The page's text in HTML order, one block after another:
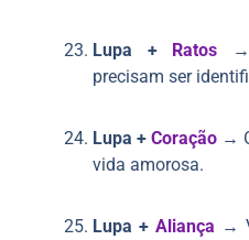
Lupa + Ratos
precisam ser
Lupa + Coração →
vida amorosa.
Lupa + Aliança →